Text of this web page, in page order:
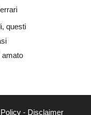
questi
amato
- Disclaimer